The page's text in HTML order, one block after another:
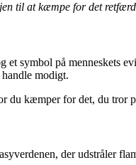
til at kæmpe for det
symbol på menneskets
modigt.
du kæmper for det, du tror
der udstråler